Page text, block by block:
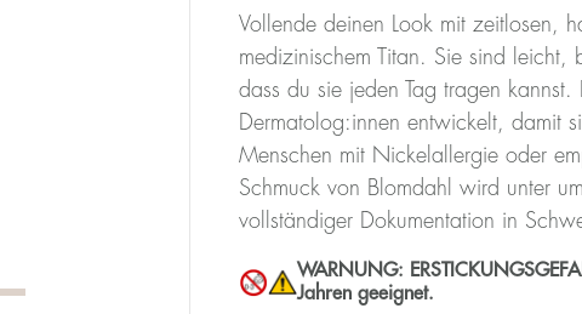
Vollende deinen Look mit zeitlosen,
medizinischem Titan. Sie sind leicht,
dass du sie jeden Tag tragen
Dermatolog:innen entwickelt, damit
Menschen mit Nickelallergie oder
Schmuck von Blomdahl wird unter
vollständiger Dokumentation in
WARNUNG:
Jahren geeignet.